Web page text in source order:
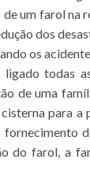
um farol na
dos
os
todas
de uma
para a
do farol, a